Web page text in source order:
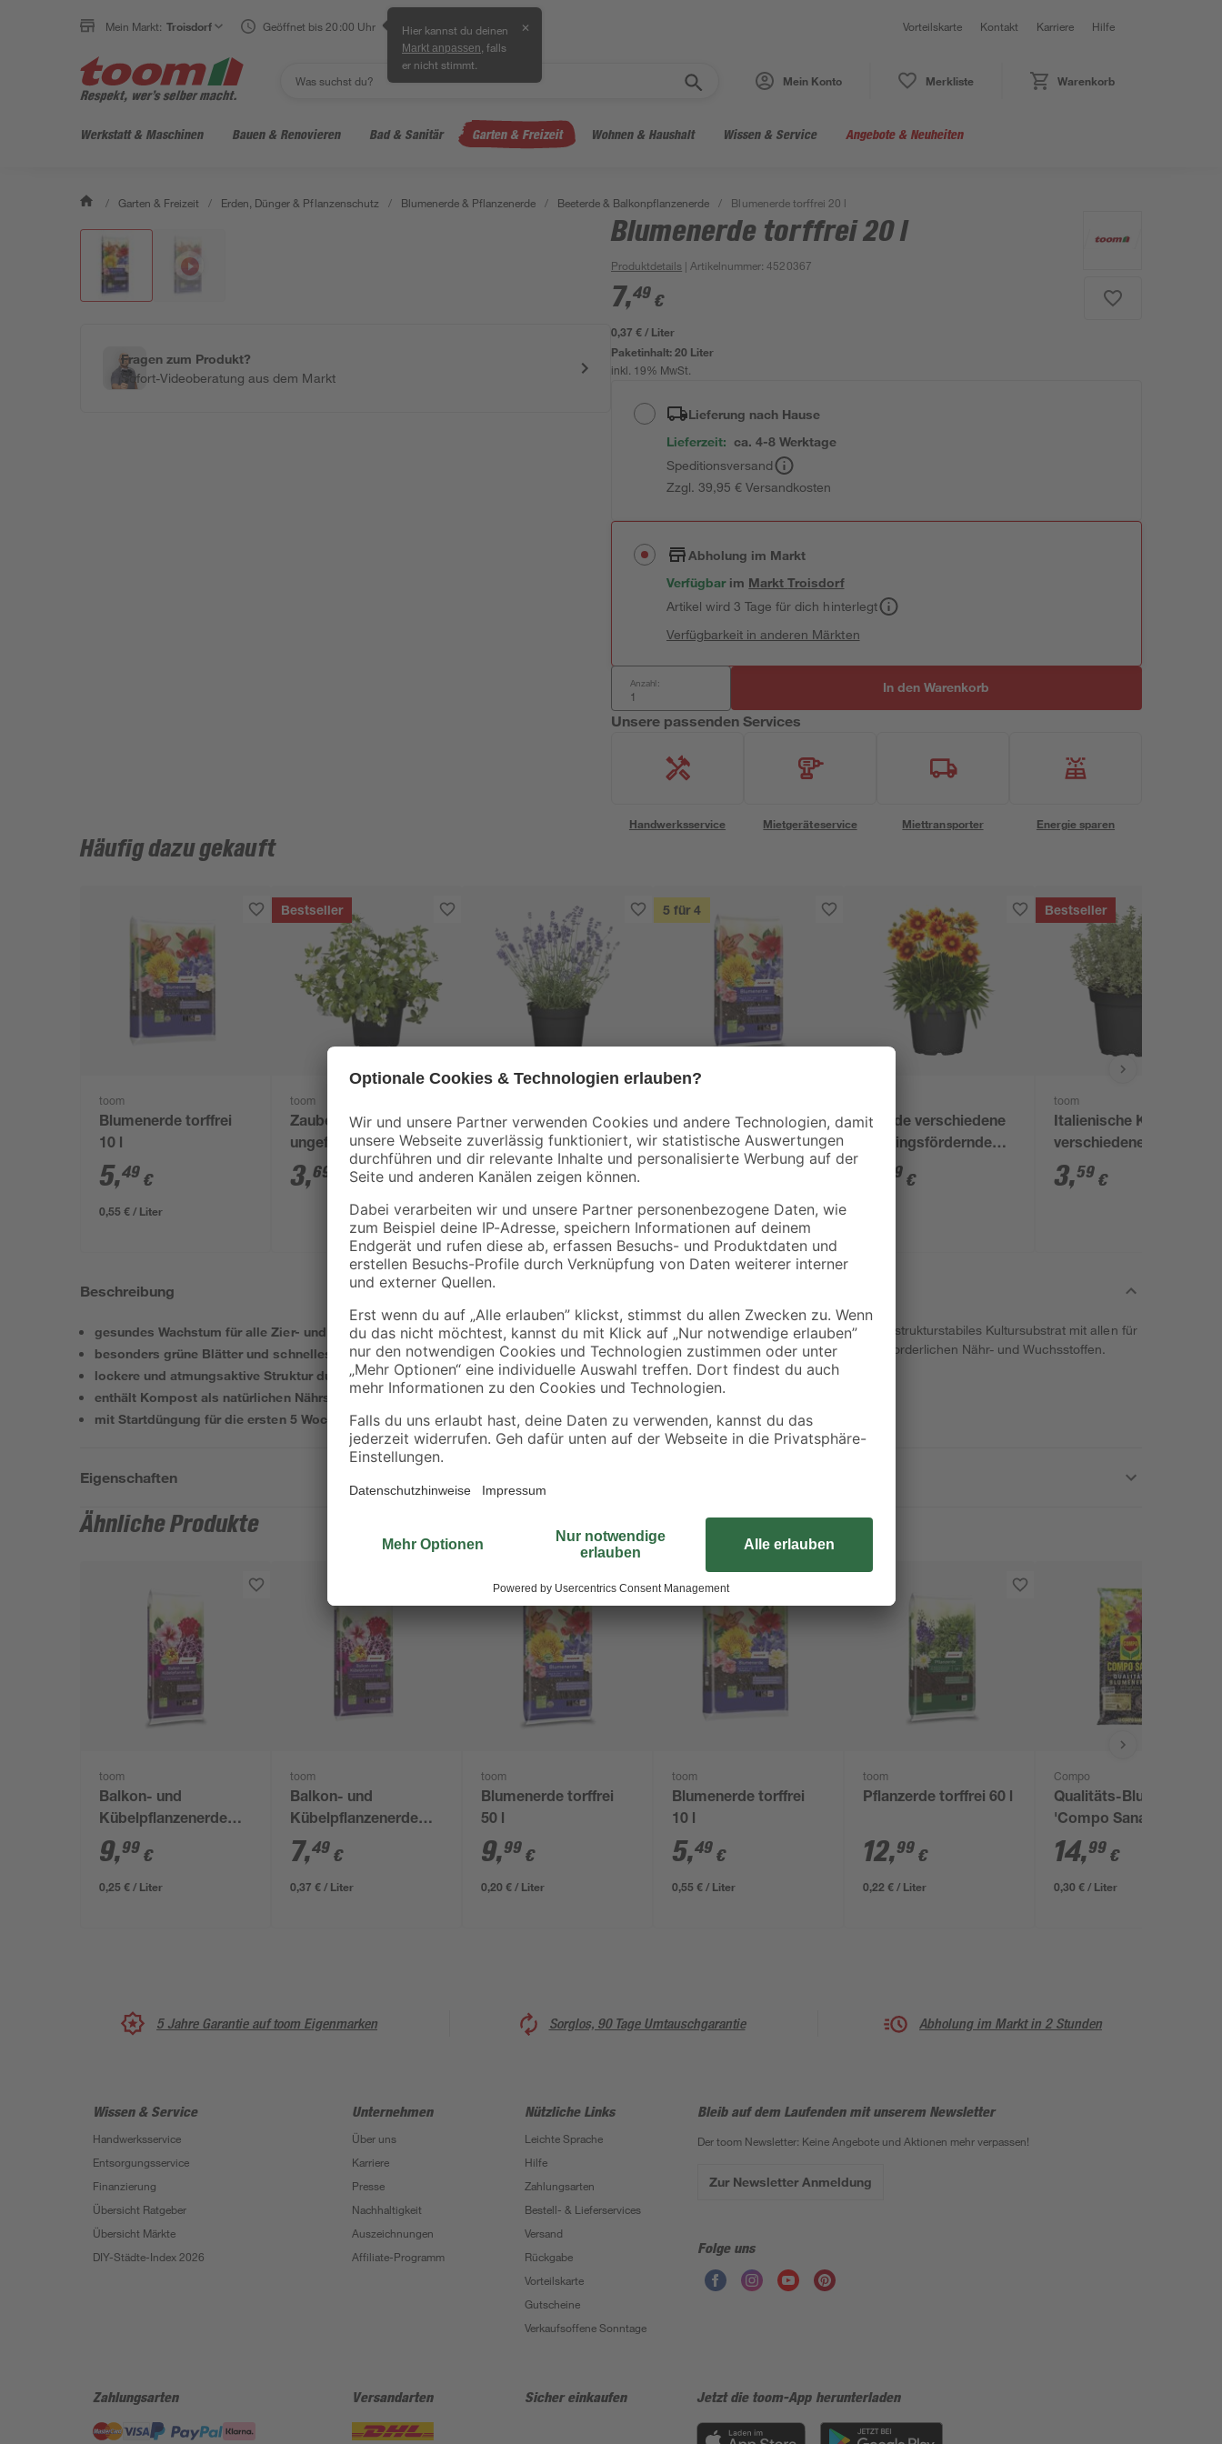
Mein Markt: Troisdorf Geöffnet bis 20:00 Uhr Hier kannst du deinen
Markt anpassen , falls
er nicht stimmt.
✕ Vorteilskarte Kontakt Karriere Hilfe
Mein Konto Merkliste Warenkorb
Werkstatt & Maschinen Bauen & Renovieren Bad & Sanitär Garten & Freizeit Wohnen & Haushalt Wissen & Service Angebote & Neuheiten
/ Garten & Freizeit / Erden, Dünger & Pflanzenschutz / Blumenerde & Pflanzenerde / Beeterde & Balkonpflanzenerde / Blumenerde torffrei 20 l
Fragen zum Produkt?
Sofort-Videoberatung aus dem Markt
Blumenerde torffrei 20 l
Produktdetails | Artikelnummer:4520367
7,49 €
0,37 € / Liter
Paketinhalt:20 Liter
inkl. 19% MwSt.
Lieferung nach Hause
Lieferzeit: ca. 4-8 Werktage
Speditionsversand
Zzgl. 39,95 € Versandkosten
Abholung im Markt
Verfügbar im MarktTroisdorf
Artikel wird 3 Tage für dich hinterlegt
Verfügbarkeit in anderen Märkten
Anzahl: In den Warenkorb
Unsere passenden Services
Handwerksservice Mietgeräteservice Miettransporter Energie sparen
Häufig dazu gekauft
toom
Blumenerde torffrei
10 l
5,49 €
0,55 € / Liter
Bestseller
toom
Zauberglöckchen
ungefüllt
verschiedene Farben
12 cm Topf
3,69
Lavendel 13 cm Topf
2,99€
5 für 4
Blumenerde torffrei
50 l
0,20 € / Liter
Staude verschiedene
nützlingsfördernde
Sorten 13 cm Topf
79 €
Bestseller
toom
Italienische Kräuter
verschiedene Sorten
14 cm Topf
3,59 €
Beschreibung
gesundes Wachstum für alle Zier- und Gartenpflanzen
besonders grüne Blätter und schnelles Wachstum durch Wuchsrapid
lockere und atmungsaktive Struktur durch Perlite
enthält Kompost als natürlichen Nährstoffspeicher
mit Startdüngung für die ersten 5 Wochen
Die toom Blumenerde ist ein gebrauchsfertiges, strukturstabiles Kultursubstrat mit allen für
das Wachstum von Zier- und Gartenpflanzen erforderlichen Nähr- und Wuchsstoffen.
Eigenschaften
Ähnliche Produkte
toom
Balkon- und
Kübelpflanzenerde
torffrei 40 l
9,99 €
0,25 € / Liter
toom
Balkon- und
Kübelpflanzenerde
torffrei 20 l
7,49 €
0,37 € / Liter
5 für 4
toom
Blumenerde torffrei
50 l
9,99 €
0,20 € / Liter
toom
Blumenerde torffrei
10 l
5,49 €
0,55 € / Liter
toom
Pflanzerde torffrei 60 l
12,99 €
0,22 € / Liter
Compo
Qualitäts-Blumenerde
'Compo Sana' torffrei
50 l
14,99 €
0,30 € / Liter
5 Jahre Garantie auf toom Eigenmarken Sorglos, 90 Tage Umtauschgarantie Abholung im Markt in 2 Stunden
Wissen & Service
Handwerksservice
Entsorgungsservice
Finanzierung
Übersicht Ratgeber
Übersicht Märkte
DIY-Städte-Index 2026
Unternehmen
Über uns
Karriere
Presse
Nachhaltigkeit
Auszeichnungen
Affiliate-Programm
Nützliche Links
Leichte Sprache
Hilfe
Zahlungsarten
Bestell- & Lieferservices
Versand
Rückgabe
Vorteilskarte
Gutscheine
Verkaufsoffene Sonntage
Bleib auf dem Laufenden mit unserem Newsletter
Der toom Newsletter: Keine Angebote und Aktionen mehr verpassen!
Zur Newsletter Anmeldung
Folge uns
Zahlungsarten Versandarten Sicher einkaufen Jetzt die toom-App herunterladen